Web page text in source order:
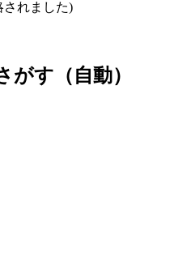
されました)
がす（自動）